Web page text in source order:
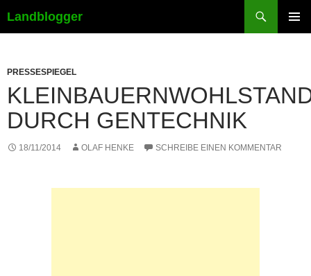
Landblogger
PRESSESPIEGEL
DURCH GENTECHNIK
18/11/2014 OLAF HENKE SCHREIBE EINEN KOMMENTAR